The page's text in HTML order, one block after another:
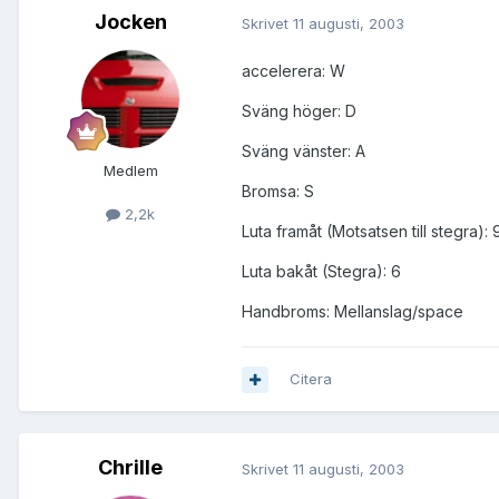
Jocken
Medlem
2,2k
Skrivet 11 augusti, 2003
accelerera: W
Sväng höger: D
Sväng vänster: A
Bromsa: S
Luta framåt (Motsatsen till stegra):
Luta bakåt (Stegra): 6
Handbroms: Mellanslag/space
Citera
Chrille Skrivet 11 augusti, 2003